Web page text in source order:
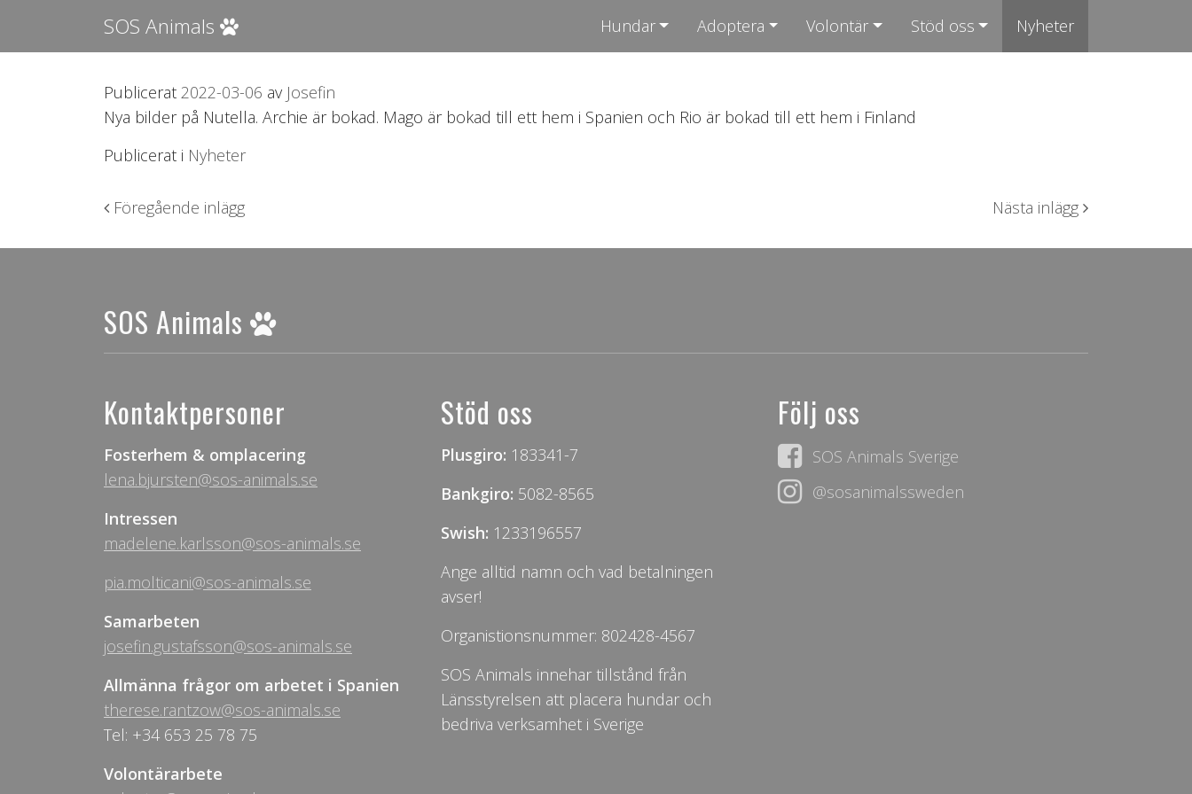
SOS Animals Hundar Adoptera Volontär Stöd oss Nyheter
Publicerat 2022-03-06 av Josefin
Nya bilder på Nutella. Archie är bokad. Mago är bokad till ett hem i Spanien och Rio är bokad till ett hem i Finland
Publicerat i Nyheter
Inläggsnavigering
Föregående inlägg Nästa inlägg
SOS Animals
Kontaktpersoner
Fosterhem & omplacering
lena.bjursten@sos-animals.se
Intressen
madelene.karlsson@sos-animals.se
pia.molticani@sos-animals.se
Samarbeten
josefin.gustafsson@sos-animals.se
Allmänna frågor om arbetet i Spanien
therese.rantzow@sos-animals.se
Tel: +34 653 25 78 75
Volontärarbete
Stöd oss
Plusgiro: 183341-7
Bankgiro: 5082-8565
Swish: 1233196557
Ange alltid namn och vad betalningen
avser!
Organistionsnummer: 802428-4567
SOS Animals innehar tillstånd från
Länsstyrelsen att placera hundar och
bedriva verksamhet i Sverige
Följ oss
SOS Animals Sverige
@sosanimalssweden